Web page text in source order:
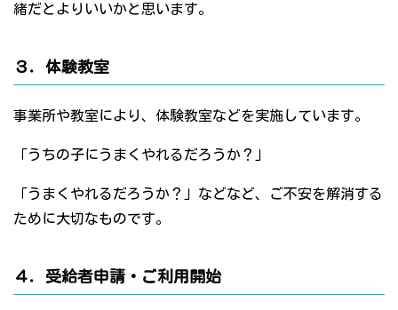
緒だとよりいいかと思います。
３．体験教室
事業所や教室により、体験教室などを実施しています。
「うちの子にうまくやれるだろうか？」
「うまくやれるだろうか？」などなど、ご不安を解消する
ために大切なものです。
４．受給者申請・ご利用開始